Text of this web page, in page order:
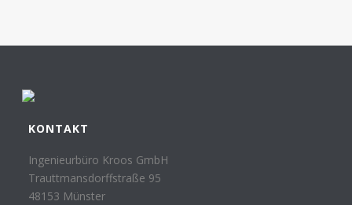
KONTAKT
Ingenieurbüro Kroos GmbH
Trauttmansdorffstraße 95
48153 Münster